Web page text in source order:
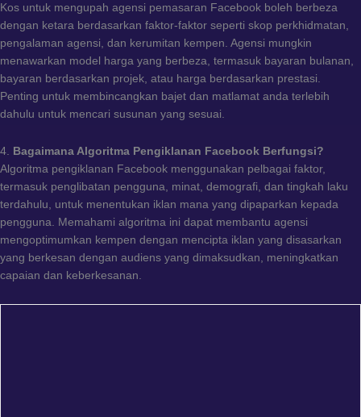
Kos untuk mengupah agensi pemasaran Facebook boleh berbeza
dengan ketara berdasarkan faktor-faktor seperti skop perkhidmatan,
pengalaman agensi, dan kerumitan kempen. Agensi mungkin
menawarkan model harga yang berbeza, termasuk bayaran bulanan,
bayaran berdasarkan projek, atau harga berdasarkan prestasi.
Penting untuk membincangkan bajet dan matlamat anda terlebih
dahulu untuk mencari susunan yang sesuai.
4.
Bagaimana Algoritma Pengiklanan Facebook Berfungsi?
Algoritma pengiklanan Facebook menggunakan pelbagai faktor,
termasuk penglibatan pengguna, minat, demografi, dan tingkah laku
terdahulu, untuk menentukan iklan mana yang dipaparkan kepada
pengguna. Memahami algoritma ini dapat membantu agensi
mengoptimumkan kempen dengan mencipta iklan yang disasarkan
yang berkesan dengan audiens yang dimaksudkan, meningkatkan
capaian dan keberkesanan.